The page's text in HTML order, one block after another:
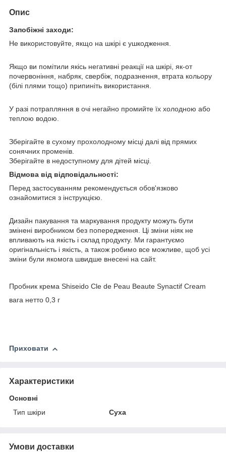
Опис
Запобіжні заходи:
Не використовуйте, якщо на шкірі є ушкодження.
Якщо ви помітили якісь негативні реакції на шкірі, як-от
почервоніння, набряк, свербіж, подразнення, втрата кольору
(білі плями тощо) припиніть використання.
У разі потрапляння в очі негайно промийте їх холодною або
теплою водою.
Зберігайте в сухому прохолодному місці далі від прямих
сонячних променів.
Зберігайте в недоступному для дітей місці.
Відмова від відповідальності:
Перед застосуванням рекомендується обов'язково
ознайомитися з інструкцією.
Дизайн пакування та маркування продукту можуть бути
змінені виробником без попередження. Ці зміни ніяк не
впливають на якість і склад продукту. Ми гарантуємо
оригінальність і якість, а також робимо все можливе, щоб усі
зміни були якомога швидше внесені на сайт.
Пробник крема Shiseido Cle de Peau Beaute Synactif Cream
вага нетто 0,3 г
Приховати
Характеристики
Основні
Тип шкіри
Суха
Умови доставки